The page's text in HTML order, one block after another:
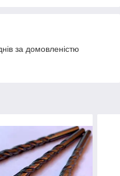
за домовленістю